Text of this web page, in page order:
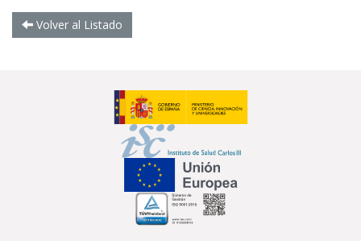
Volver al Listado